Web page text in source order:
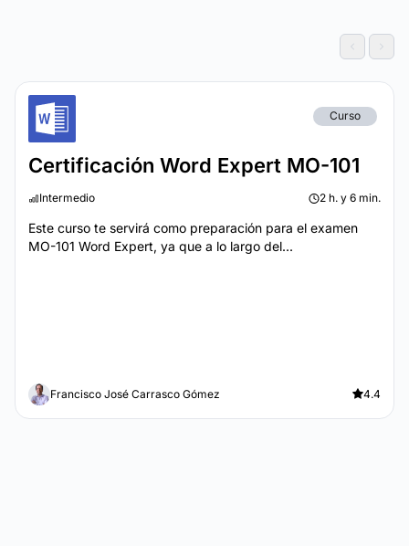
Curso
Certificación Word Expert MO-101
Intermedio 2 h. y 6 min.
Este curso te servirá como preparación para el examen
MO-101 Word Expert, ya que a lo largo del...
Francisco José Carrasco Gómez 4.4